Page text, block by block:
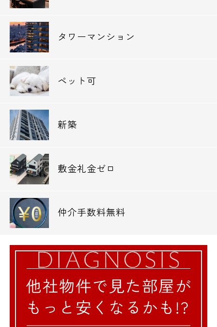
タワーマンション
ペット可
新築
敷金礼金ゼロ
仲介手数料無料